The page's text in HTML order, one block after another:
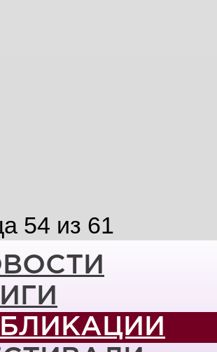
54 из 61